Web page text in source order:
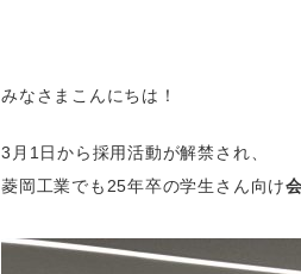
みなさまこんにちは！
3月1日から採用活動が解禁され、
菱岡工業でも25年卒の学生さん向け